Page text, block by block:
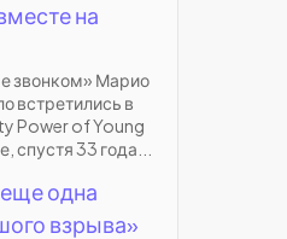
на
звонком» Марио
встретились в
Power of Young
33 года...
одна
взрыва»